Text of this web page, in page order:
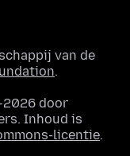
van de
.
door
Inhoud is
licentie.